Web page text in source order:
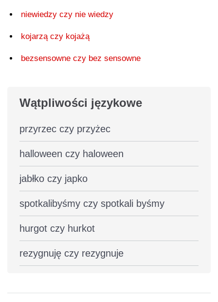
niewiedzy czy nie wiedzy
kojarzą czy kojażą
bezsensowne czy bez sensowne
Wątpliwości językowe
przyrzec czy przyżec
halloween czy haloween
jabłko czy japko
spotkalibyśmy czy spotkali byśmy
hurgot czy hurkot
rezygnuję czy rezygnuje